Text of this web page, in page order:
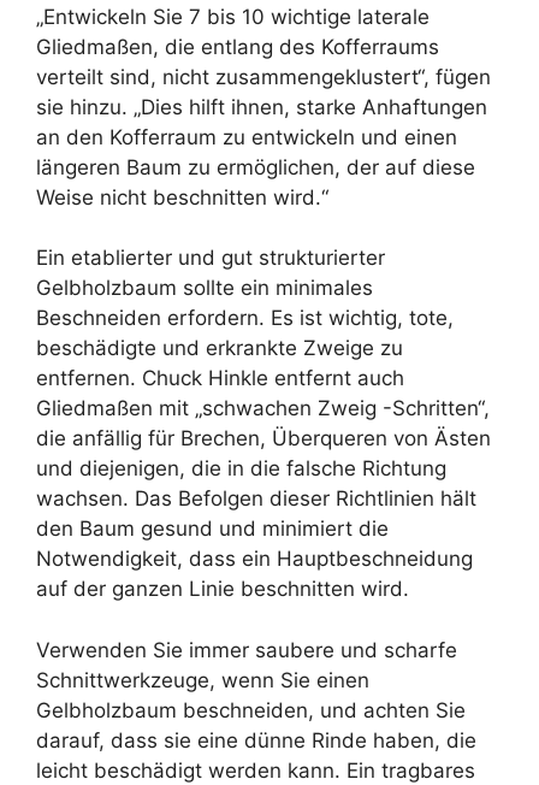
„Entwickeln Sie 7 bis 10 wichtige laterale
Gliedmaßen, die entlang des Kofferraums
verteilt sind, nicht zusammengeklustert“, fügen
sie hinzu. „Dies hilft ihnen, starke Anhaftungen
an den Kofferraum zu entwickeln und einen
längeren Baum zu ermöglichen, der auf diese
Weise nicht beschnitten wird.“
Ein etablierter und gut strukturierter
Gelbholzbaum sollte ein minimales
Beschneiden erfordern. Es ist wichtig, tote,
beschädigte und erkrankte Zweige zu
entfernen. Chuck Hinkle entfernt auch
Gliedmaßen mit „schwachen Zweig -Schritten“,
die anfällig für Brechen, Überqueren von Ästen
und diejenigen, die in die falsche Richtung
wachsen. Das Befolgen dieser Richtlinien hält
den Baum gesund und minimiert die
Notwendigkeit, dass ein Hauptbeschneidung
auf der ganzen Linie beschnitten wird.
Verwenden Sie immer saubere und scharfe
Schnittwerkzeuge, wenn Sie einen
Gelbholzbaum beschneiden, und achten Sie
darauf, dass sie eine dünne Rinde haben, die
leicht beschädigt werden kann. Ein tragbares